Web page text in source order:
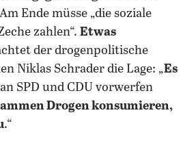
Am Ende müsse „die soziale
zahlen“. Etwas
der drogenpolitische
Niklas Schrader die Lage: „Es
SPD und CDU vorwerfen
Drogen konsumieren,
.“